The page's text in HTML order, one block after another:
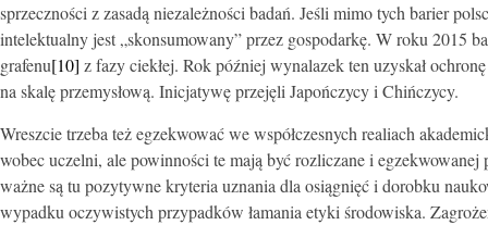
sprzeczności z zasadą niezależności badań. Jeśli mimo tych barier
intelektualny jest „skonsumowany” przez gospodarkę. W roku 2015
grafenu[10] z fazy ciekłej. Rok później wynalazek ten uzyskał
na skalę przemysłową. Inicjatywę przejęli Japończycy i Chińczycy.
Wreszcie trzeba też egzekwować we współczesnych realiach
wobec uczelni, ale powinności te mają być rozliczane i
ważne są tu pozytywne kryteria uznania dla osiągnięć i dorobku
wypadku oczywistych przypadków łamania etyki środowiska.